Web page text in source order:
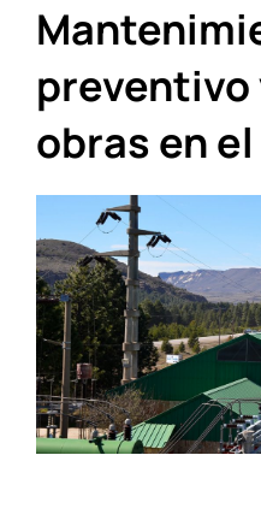
preventivo
obras en